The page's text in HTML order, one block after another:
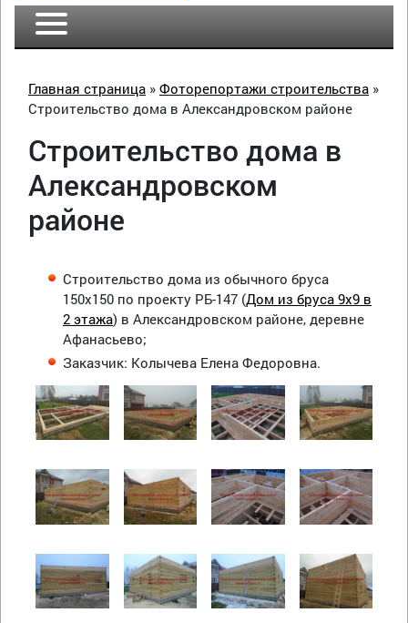
Главная страница » Фоторепортажи строительства »
Строительство дома в Александровском районе
Строительство дома в
Александровском
районе
Строительство дома из обычного бруса
150х150 по проекту РБ-147 (Дом из бруса 9х9 в
2 этажа) в Александровском районе, деревне
Афанасьево;
Заказчик: Колычева Елена Федоровна.